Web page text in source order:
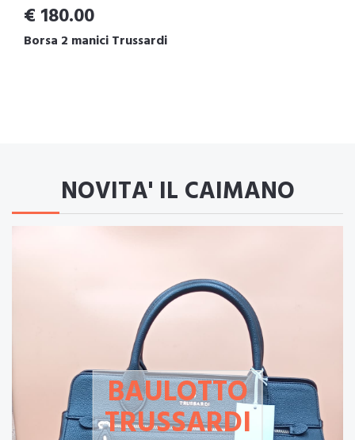
€ 180.00
Borsa 2 manici Trussardi
NOVITA' IL CAIMANO
BAULOTTO
TRUSSARDI